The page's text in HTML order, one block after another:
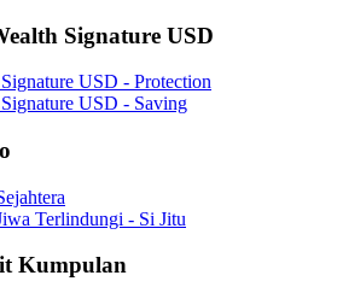
Signature USD
USD - Protection
USD - Saving
Terlindungi - Si Jitu
Kumpulan